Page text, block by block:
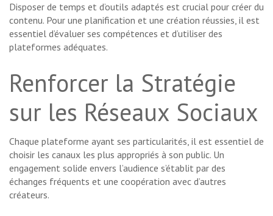
Disposer de temps et d’outils adaptés est crucial pour créer du
contenu. Pour une planification et une création réussies, il est
essentiel d’évaluer ses compétences et d’utiliser des
plateformes adéquates.
Renforcer la Stratégie
sur les Réseaux Sociaux
Chaque plateforme ayant ses particularités, il est essentiel de
choisir les canaux les plus appropriés à son public. Un
engagement solide envers l’audience s’établit par des
échanges fréquents et une coopération avec d’autres
créateurs.